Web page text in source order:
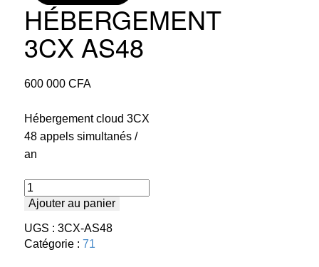
HÉBERGEMENT
3CX AS48
600 000CFA
Hébergement cloud 3CX
48 appels simultanés /
an
quantité
de
HÉBERGEMENT
3CX
AS48
Ajouter au panier
UGS :3CX-AS48
Catégorie :71